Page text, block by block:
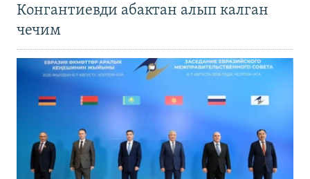
Конгантиевди абактан алып калган
чечим